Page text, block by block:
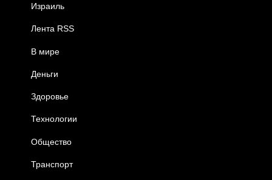
Израиль
Лента RSS
В мире
Деньги
Здоровье
Технологии
Общество
Транспорт